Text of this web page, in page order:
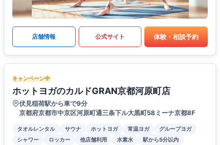
店舗情報 公式サイト 体験・相談予約
キャンペーン中
ホットヨガのカルドGRAN京都河原町店
伏見稲荷駅から車で9分
京都府京都市中京区河原町通三条下ル大黒町58ミーナ京都8F
タオルレンタル サウナ ホットヨガ 常温ヨガ
グループヨガ
シャワー
ロッカー 他店舗利用 水素水 駅から5分以内